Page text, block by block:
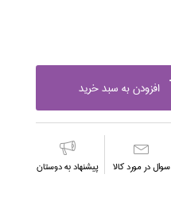
افزودن به سبد خرید
سوال در مورد كالا پیشنهاد به دوستان